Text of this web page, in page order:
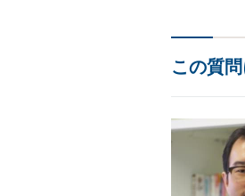
この質